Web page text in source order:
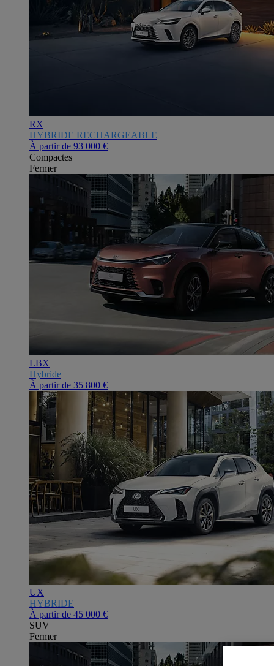
RX
HYBRIDE RECHARGEABLE
À partir de 93 000 €
Compactes
Fermer
LBX
Hybride
À partir de 35 800 €
UX
HYBRIDE
À partir de 45 000 €
SUV
Fermer